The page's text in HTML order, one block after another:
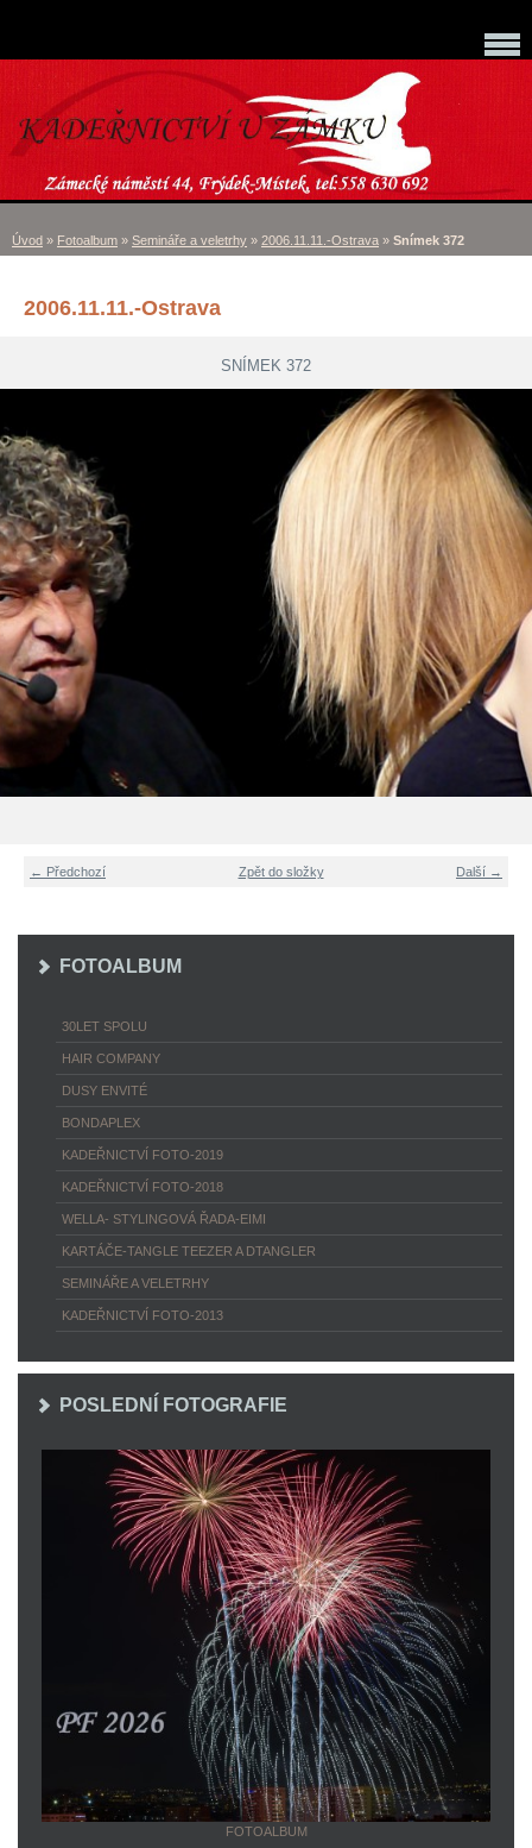
Úvod » Fotoalbum » Semináře a veletrhy » 2006.11.11.-Ostrava » Snímek 372
2006.11.11.-Ostrava
SNÍMEK 372
← Předchozí Další →
Zpět do složky
FOTOALBUM
30LET SPOLU
HAIR COMPANY
DUSY ENVITÉ
BONDAPLEX
KADEŘNICTVÍ FOTO-2019
KADEŘNICTVÍ FOTO-2018
WELLA- STYLINGOVÁ ŘADA-EIMI
KARTÁČE-TANGLE TEEZER A DTANGLER
SEMINÁŘE A VELETRHY
KADEŘNICTVÍ FOTO-2013
POSLEDNÍ FOTOGRAFIE
FOTOALBUM